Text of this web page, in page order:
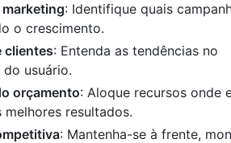
: Identifique quais
o crescimento.
clientes: Entenda as tendências no
usuário.
orçamento: Aloque recursos onde
melhores resultados.
: Mantenha-se à frente,